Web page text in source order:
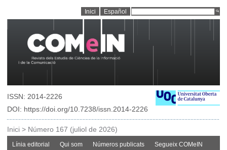
Inici Español
ISSN: 2014-2226
DOI: https://doi.org/10.7238/issn.2014-2226
Inici > Número 167 (juliol de 2026)
Línia editorial Qui som Números publicats Segueix COMeIN